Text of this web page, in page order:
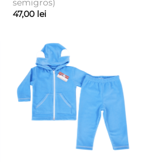
semigros)
47,00 lei